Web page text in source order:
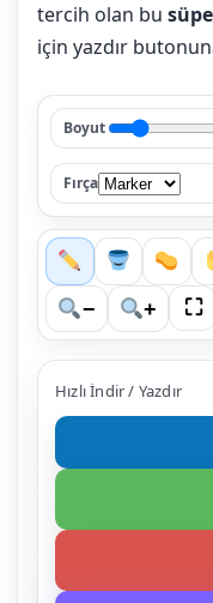
tercih olan bu
için yazdır
−
+ ⛶
Boyut
Fırça
Hızlı İndir / Yazdır